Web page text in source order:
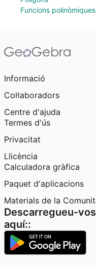
Funcions polinòmiques
Informació
Col·laboradors
Centre d'ajuda
Termes d'ús
Privacitat
Llicència
Calculadora gràfica
Paquet d'aplicacions
Materials de la
Descarregueu-
aquí::